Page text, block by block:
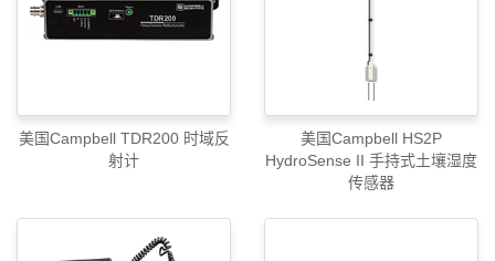
美国Campbell TDR200 时域反
射计
美国Campbell HS2P
HydroSense II 手持式土壤湿度
传感器